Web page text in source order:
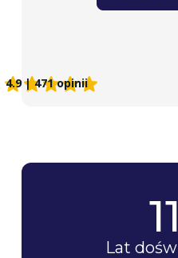
4.9 | 471 opinii
Lat